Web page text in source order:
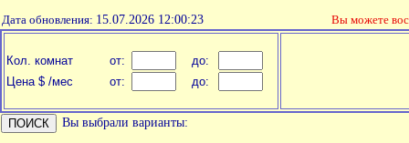
Дата обновления: 15.07.2026 12:00:23 Вы можете
Кол. комнат от:
до:
Цена $ /мес
от: до:
Вы выбрали варианты: